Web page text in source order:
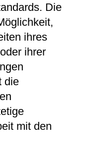
Die
ihres
ihrer
die
mit den